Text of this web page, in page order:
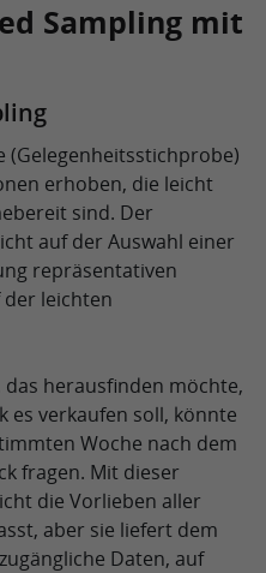
Sampling mit
(Gelegenheitsstichprobe)
erhoben, die leicht
sind. Der
auf der Auswahl einer
repräsentativen
leichten
das herausfinden möchte,
es verkaufen soll, könnte
Woche nach dem
fragen. Mit dieser
die Vorlieben aller
aber sie liefert dem
Daten, auf